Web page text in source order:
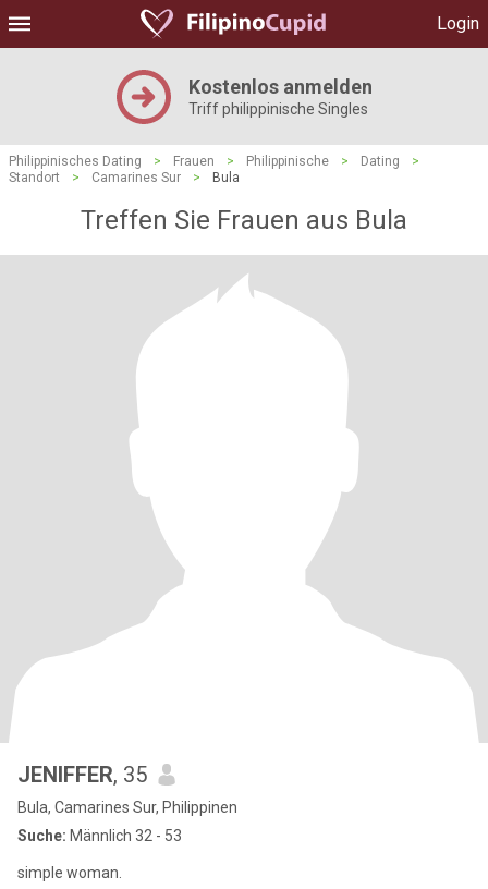
Login
Kostenlos anmelden
Triff philippinische Singles
Philippinisches Dating > Frauen > Philippinische > Dating
>
Standort
> Camarines Sur > Bula
Treffen Sie Frauen aus Bula
JENIFFER, 35
Bula, Camarines Sur, Philippinen
Suche: Männlich 32 - 53
simple woman.